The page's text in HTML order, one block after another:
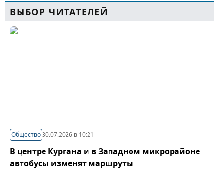
ВЫБОР ЧИТАТЕЛЕЙ
Общество30.07.2026 в 10:21
В центре Кургана и в Западном микрорайоне
автобусы изменят маршруты